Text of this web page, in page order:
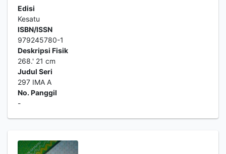
Edisi
Kesatu
ISBN/ISSN
979245780-1
Deskripsi Fisik
268.' 21 cm
Judul Seri
297 IMA A
No. Panggil
-